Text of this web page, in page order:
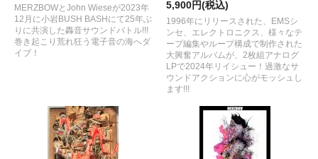
MERZBOWとJohn Wieseが2023年
12月に小岩BUSH BASHにて25年ぶ
りに共演した轟音サウンドバトル!!!
巻き起こり荒れ狂う電子音の海へダ
イブ！
5,900円(税込)
1996年にリリースされた、EMSシ
ンセ、エレクトロニクス、様々なテ
ープ編集やループ構成で制作された
大興奮アルバムが、2枚組アナログ
LPで2024年リイシュー！過激なサ
ウンドアクションに心がモッシュし
ます!!!